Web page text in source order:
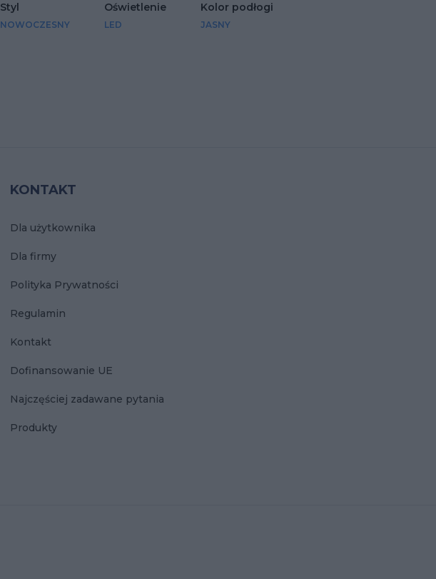
Styl
NOWOCZESNY
Oświetlenie
LED
Kolor podłogi
JASNY
KONTAKT
Dla użytkownika
Dla firmy
Polityka Prywatności
Regulamin
Kontakt
Dofinansowanie UE
Najczęściej zadawane pytania
Produkty